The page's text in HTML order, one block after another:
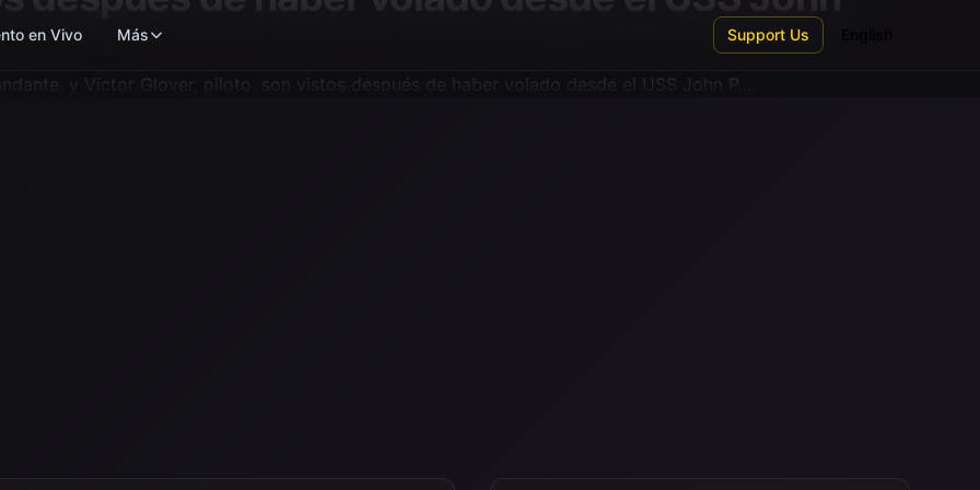
en Vivo Más Support Us